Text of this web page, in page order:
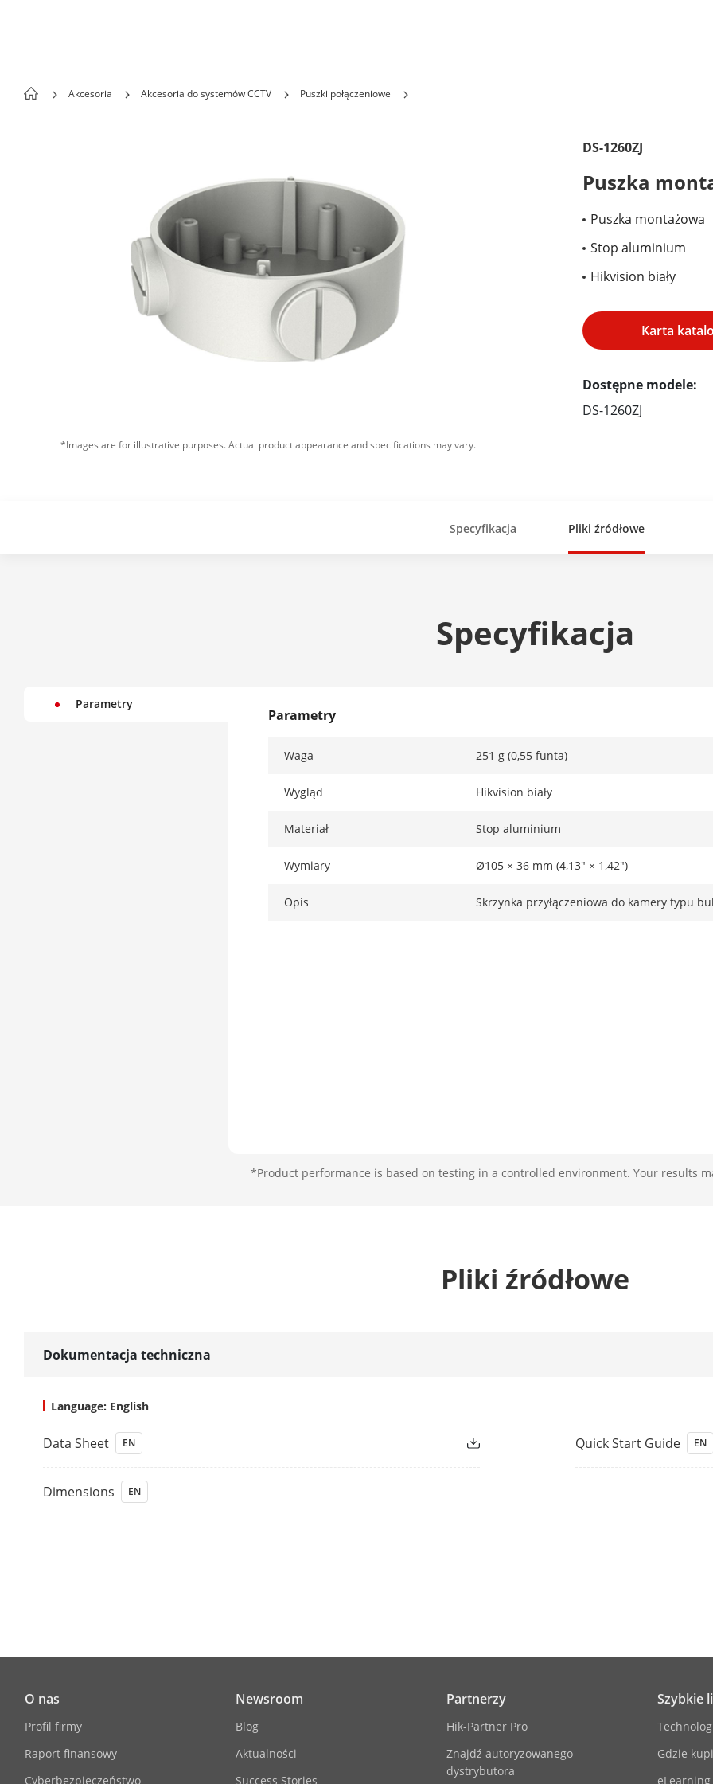
Akcesoria Akcesoria do systemów CCTV Puszki połączeniowe
*Images are for illustrative purposes. Actual product appearance and specifications may vary.
DS-1260ZJ
Puszka
Puszka montażowa
Stop aluminium
Hikvision biały
Karta
Dostępne modele:
DS-1260ZJ
Specyfikacja Pliki źródłowe
Specyfikacja
Parametry
Parametry
Waga 251 g (0,55 funta)
Wygląd Hikvision biały
Materiał Stop aluminium
Wymiary Ø105 × 36 mm (4,13" × 1,42")
Opis Skrzynka przyłączeniowa do kamery typu
*Product performance is based on testing in a controlled environment. Your results
Pliki źródłowe
Dokumentacja techniczna
Language: English
Data Sheet EN Quick Start Guide EN
Dimensions EN
O nas
Profil firmy
Raport finansowy
Cyberbezpieczeństwo
Newsroom
Blog
Aktualności
Success Stories
Partnerzy
Hik-Partner Pro
Znajdź autoryzowanego
dystrybutora
Szybkie
Gdzie